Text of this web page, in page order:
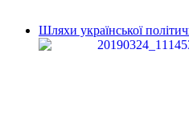
Шляхи української